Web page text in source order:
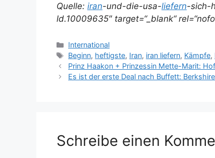
Quelle: iran-und-die-usa-liefern-sich-
ld.10009635″ target=“_blank“
Kategorien
International
Schlagwörter
Beginn, heftigste, Iran, iran liefern, Kämpfe,
Prinz Haakon + Prinzessin Mette-Marit:
Es ist der erste Deal nach Buffett:
Schreibe einen